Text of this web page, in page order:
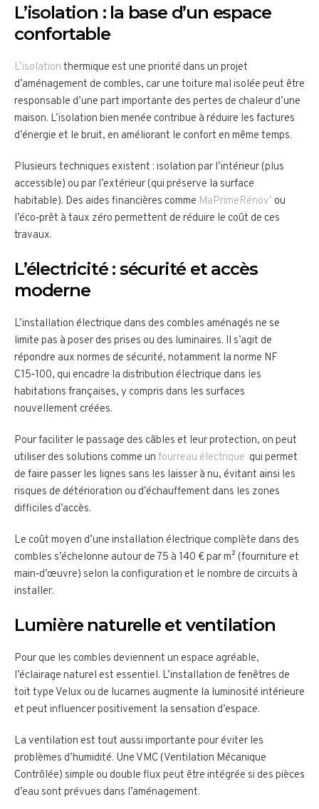
L’isolation : la base d’un espace
confortable
L’isolation thermique est une priorité dans un projet
d’aménagement de combles, car une toiture mal isolée peut être
responsable d’une part importante des pertes de chaleur d’une
maison. L’isolation bien menée contribue à réduire les factures
d’énergie et le bruit, en améliorant le confort en même temps.
Plusieurs techniques existent : isolation par l’intérieur (plus
accessible) ou par l’extérieur (qui préserve la surface
habitable). Des aides financières comme MaPrimeRénov’ ou
l’éco‑prêt à taux zéro permettent de réduire le coût de ces
travaux.
L’électricité : sécurité et accès
moderne
L’installation électrique dans des combles aménagés ne se
limite pas à poser des prises ou des luminaires. Il s’agit de
répondre aux normes de sécurité, notamment la norme NF
C15‑100, qui encadre la distribution électrique dans les
habitations françaises, y compris dans les surfaces
nouvellement créées.
Pour faciliter le passage des câbles et leur protection, on peut
utiliser des solutions comme un fourreau électrique qui permet
de faire passer les lignes sans les laisser à nu, évitant ainsi les
risques de détérioration ou d’échauffement dans les zones
difficiles d’accès.
Le coût moyen d’une installation électrique complète dans des
combles s’échelonne autour de 75 à 140 € par m² (fourniture et
main‑d’œuvre) selon la configuration et le nombre de circuits à
installer.
Lumière naturelle et ventilation
Pour que les combles deviennent un espace agréable,
l’éclairage naturel est essentiel. L’installation de fenêtres de
toit type Velux ou de lucarnes augmente la luminosité intérieure
et peut influencer positivement la sensation d’espace.
La ventilation est tout aussi importante pour éviter les
problèmes d’humidité. Une VMC (Ventilation Mécanique
Contrôlée) simple ou double flux peut être intégrée si des pièces
d’eau sont prévues dans l’aménagement.